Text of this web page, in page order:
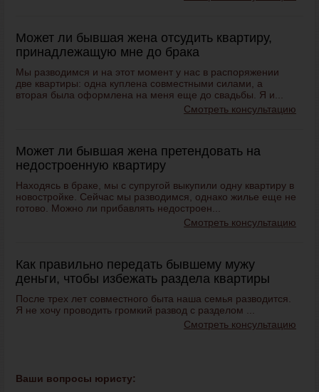
Может ли бывшая жена отсудить квартиру,
принадлежащую мне до брака
Мы разводимся и на этот момент у нас в распоряжении
две квартиры: одна куплена совместными силами, а
вторая была оформлена на меня еще до свадьбы. Я и...
Смотреть консультацию
Может ли бывшая жена претендовать на
недостроенную квартиру
Находясь в браке, мы с супругой выкупили одну квартиру в
новостройке. Сейчас мы разводимся, однако жилье еще не
готово. Можно ли прибавлять недостроен...
Смотреть консультацию
Как правильно передать бывшему мужу
деньги, чтобы избежать раздела квартиры
После трех лет совместного быта наша семья разводится.
Я не хочу проводить громкий развод с разделом ...
Смотреть консультацию
Ваши вопросы юристу: